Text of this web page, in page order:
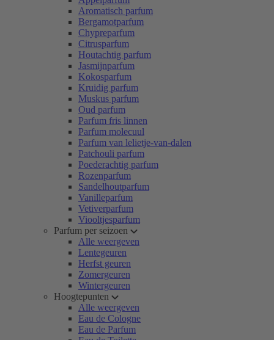
Aromatisch parfum
Bergamotparfum
Chypreparfum
Citrusparfum
Houtachtig parfum
Jasmijnparfum
Kokosparfum
Kruidig parfum
Muskus parfum
Oud parfum
Parfum fris linnen
Parfum molecuul
Parfum van lelietje-van-dalen
Patchouli parfum
Poederachtig parfum
Rozenparfum
Sandelhoutparfum
Vanilleparfum
Vetiverparfum
Viooltjesparfum
Parfum per seizoen
Alle weergeven
Lentegeuren
Herfst geuren
Zomergeuren
Wintergeuren
Hoogtepunten
Alle weergeven
Eau de Cologne
Eau de Parfum